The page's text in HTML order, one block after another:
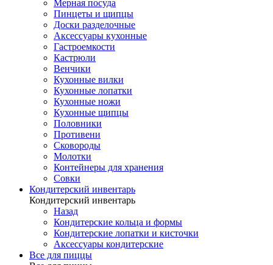
Мерная посуда
Пинцеты и щипцы
Доски разделочные
Аксессуары кухонные
Гастроемкости
Кастрюли
Венчики
Кухонные вилки
Кухонные лопатки
Кухонные ножи
Кухонные щипцы
Половники
Противени
Сковороды
Молотки
Контейнеры для хранения
Совки
Кондитерский инвентарь
Кондитерский инвентарь
Назад
Кондитерские кольца и формы
Кондитерские лопатки и кисточки
Аксессуары кондитерские
Все для пиццы